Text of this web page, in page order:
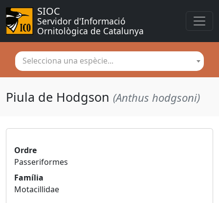
SIOC
Servidor d'Informació
Ornitològica de Catalunya
Selecciona una espècie...
Piula de Hodgson (Anthus hodgsoni)
Ordre
Passeriformes
Família
Motacillidae